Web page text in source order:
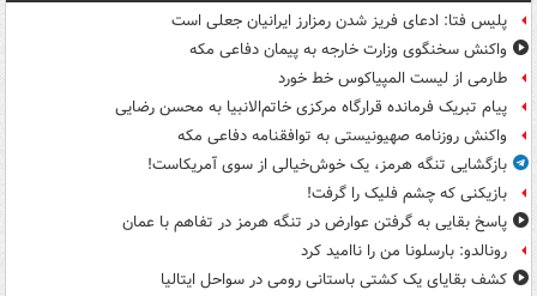
پلیس فتا: ادعای فریز شدن رمزارز ایرانیان جعلی است
واکنش سخنگوی وزارت خارجه به پیمان دفاعی مکه
طارمی از لیست المپیاکوس خط خورد
پیام تبریک فرمانده قرارگاه مرکزی خاتم‌الانبیا به محسن رضایی
واکنش روزنامه صهیونیستی به توافقنامه دفاعی مکه
بازگشایی تنگه هرمز، یک خوش‌خیالی از سوی آمریکاست!
بازیکنی که چشم فلیک را گرفت!
پاسخ بقایی به گرفتن عوارض در تنگه هرمز در تفاهم با عمان
رونالدو: بارسلونا من را ناامید کرد
کشف بقایای یک کشتی باستانی رومی در سواحل ایتالیا